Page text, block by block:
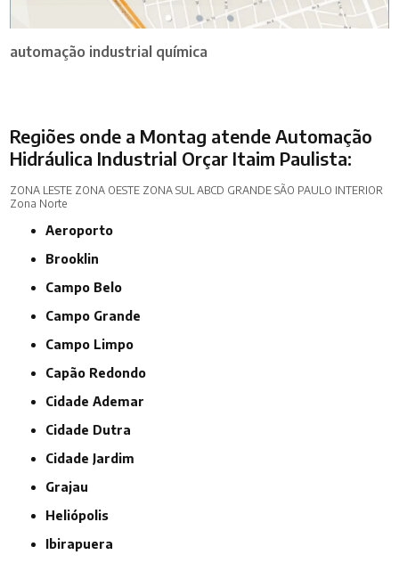
automação industrial química
Regiões onde a Montag atende Automação
Hidráulica Industrial Orçar Itaim Paulista:
ZONA LESTE ZONA OESTE ZONA SUL ABCD GRANDE SÃO PAULO INTERIOR
Zona Norte
Aeroporto
Brooklin
Campo Belo
Campo Grande
Campo Limpo
Capão Redondo
Cidade Ademar
Cidade Dutra
Cidade Jardim
Grajau
Heliópolis
Ibirapuera